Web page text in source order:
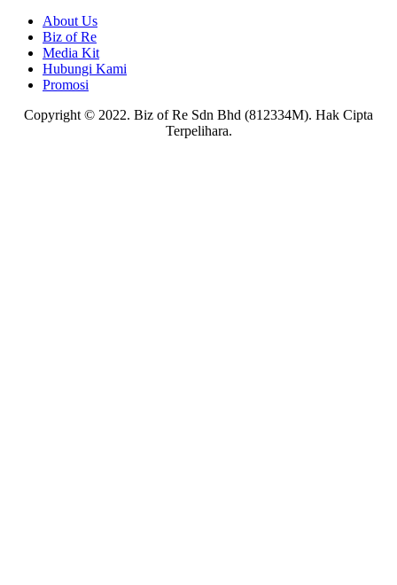
About Us
Biz of Re
Media Kit
Hubungi Kami
Promosi
Copyright © 2022. Biz of Re Sdn Bhd (812334M). Hak Cipta
Terpelihara.